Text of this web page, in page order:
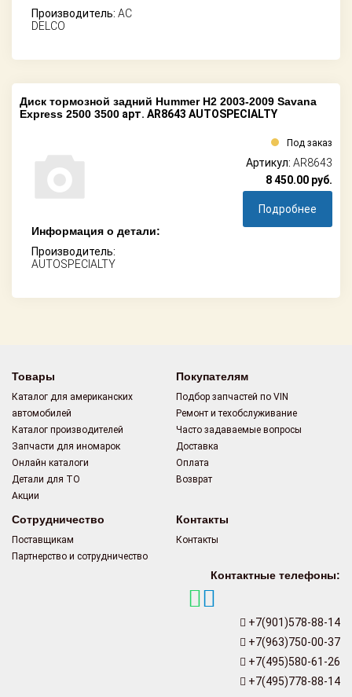
Производитель: AC
DELCO
Диск тормозной задний Hummer H2 2003-2009 Savana
Express 2500 3500 арт. AR8643 AUTOSPECIALTY
Информация о детали:
Производитель:
AUTOSPECIALTY
Под заказ
Артикул: AR8643
8 450.00 руб.
Подробнее
Товары
Каталог для американских
автомобилей
Каталог производителей
Запчасти для иномарок
Онлайн каталоги
Детали для ТО
Акции
Покупателям
Подбор запчастей по VIN
Ремонт и техобслуживание
Часто задаваемые вопросы
Доставка
Оплата
Возврат
Сотрудничество
Поставщикам
Партнерство и сотрудничество
Контакты
Контакты
Контактные телефоны:
+7(901)578-88-14
+7(963)750-00-37
+7(495)580-61-26
+7(495)778-88-14